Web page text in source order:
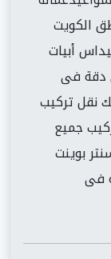
الكويت
أبيات
دقة فى
نقل تركيب
جميع
بوينت
فى